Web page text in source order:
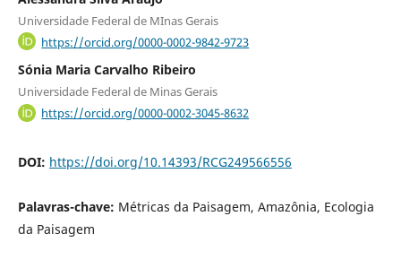
Universidade Federal de MInas Gerais
https://orcid.org/0000-0002-9842-9723
Sónia Maria Carvalho Ribeiro
Universidade Federal de Minas Gerais
https://orcid.org/0000-0002-3045-8632
DOI: https://doi.org/10.14393/RCG249566556
Palavras-chave: Métricas da Paisagem, Amazônia, Ecologia
da Paisagem